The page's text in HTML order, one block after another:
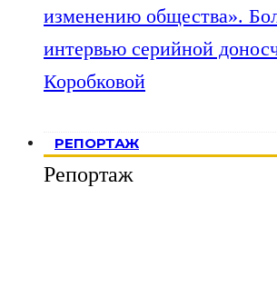
изменению общества».
интервью серийной
Коробковой
РЕПОРТАЖ
Репортаж